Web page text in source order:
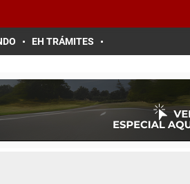
EH TRÁMITES